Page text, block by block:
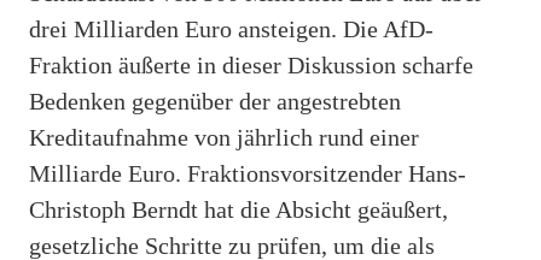
drei Milliarden Euro ansteigen. Die AfD-
Fraktion äußerte in dieser Diskussion scharfe
Bedenken gegenüber der angestrebten
Kreditaufnahme von jährlich rund einer
Milliarde Euro. Fraktionsvorsitzender Hans-
Christoph Berndt hat die Absicht geäußert,
gesetzliche Schritte zu prüfen, um die als